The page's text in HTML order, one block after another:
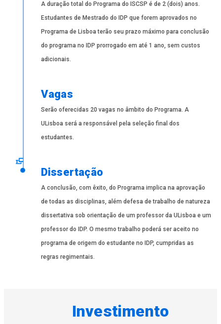
A duração total do Programa do ISCSP é de 2 (dois) anos.
Estudantes de Mestrado do IDP que forem aprovados no
Programa de Lisboa terão seu prazo máximo para conclusão
do programa no IDP prorrogado em até 1 ano, sem custos
adicionais.
Vagas
Serão oferecidas 20 vagas no âmbito do Programa. A
ULisboa será a responsável pela seleção final dos
estudantes.
Dissertação
A conclusão, com êxito, do Programa implica na aprovação
de todas as disciplinas, além defesa de trabalho de natureza
dissertativa sob orientação de um professor da ULisboa e um
professor do IDP. O mesmo trabalho poderá ser aceito no
programa de origem do estudante no IDP, cumpridas as
regras regimentais.
Investimento